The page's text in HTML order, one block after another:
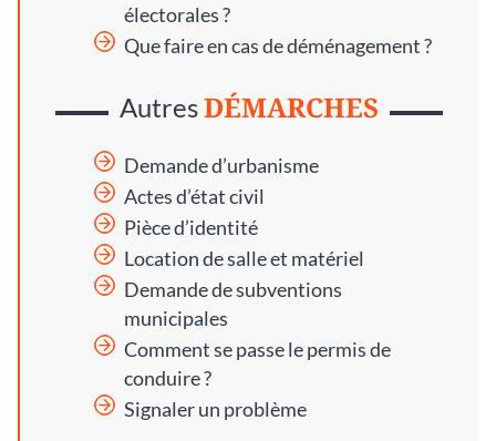
électorales ?
Que faire en cas de déménagement ?
AutresDÉMARCHES
Demande d’urbanisme
Actes d’état civil
Pièce d’identité
Location de salle et matériel
Demande de subventions
municipales
Comment se passe le permis de
conduire ?
Signaler un problème